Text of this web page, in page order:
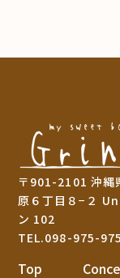
〒901-2101 沖縄
原６丁目８−２
ン 102
TEL.098-975-
Top